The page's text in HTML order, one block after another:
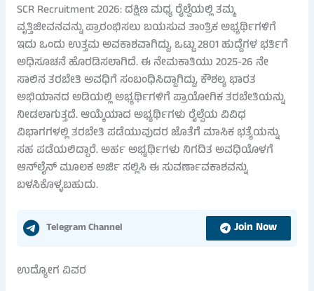
SCR Recruitment 2026: ದಕ್ಷಿಣ ಮಧ್ಯ ರೈಲ್ವೆಯಲ್ಲಿ ತಮ್ಮ
ವೃತ್ತಿಜೀವನವನ್ನು ಪ್ರಾರಂಭಿಸಲು ಬಯಸುವ ತಾಂತ್ರಿಕ ಅಭ್ಯರ್ಥಿಗಳಿಗೆ
ಇದು ಒಂದು ಉತ್ತಮ ಅವಕಾಶವಾಗಿದ್ದು, ಒಟ್ಟು 2801 ಹುದ್ದೆಗಳ ಭರ್ತಿಗೆ
ಅಧಿಸೂಚನೆ ಹೊರಡಿಸಲಾಗಿದೆ. ಈ ನೇಮಕಾತಿಯು 2025-26 ನೇ
ಸಾಲಿನ ತರಬೇತಿ ಅವಧಿಗೆ ಸಂಬಂಧಿಸಿದ್ದಾಗಿದ್ದು, ಕೌಶಲ್ಯ ಭಾರತ
ಅಭಿಯಾನದ ಅಡಿಯಲ್ಲಿ ಅಭ್ಯರ್ಥಿಗಳಿಗೆ ಪ್ರಾಯೋಗಿಕ ತರಬೇತಿಯನ್ನು
ನೀಡಲಾಗುತ್ತದೆ. ಆಯ್ಕೆಯಾದ ಅಭ್ಯರ್ಥಿಗಳು ರೈಲ್ವೆಯ ವಿವಿಧ
ವಿಭಾಗಗಳಲ್ಲಿ ತರಬೇತಿ ಪಡೆಯುವುದರ ಜೊತೆಗೆ ಮಾಸಿಕ ಭತ್ಯೆಯನ್ನು
ಸಹ ಪಡೆಯಲಿದ್ದಾರೆ. ಅರ್ಹ ಅಭ್ಯರ್ಥಿಗಳು ನಿಗದಿತ ಅವಧಿಯೊಳಗೆ
ಆನ್‌ಲೈನ್ ಮೂಲಕ ಅರ್ಜಿ ಸಲ್ಲಿಸಿ ಈ ಸುವರ್ಣಾವಕಾಶವನ್ನು
ಬಳಸಿಕೊಳ್ಳಬಹುದು.
Telegram Channel Join Now
ಉದ್ಯೋಗ ವಿವರ